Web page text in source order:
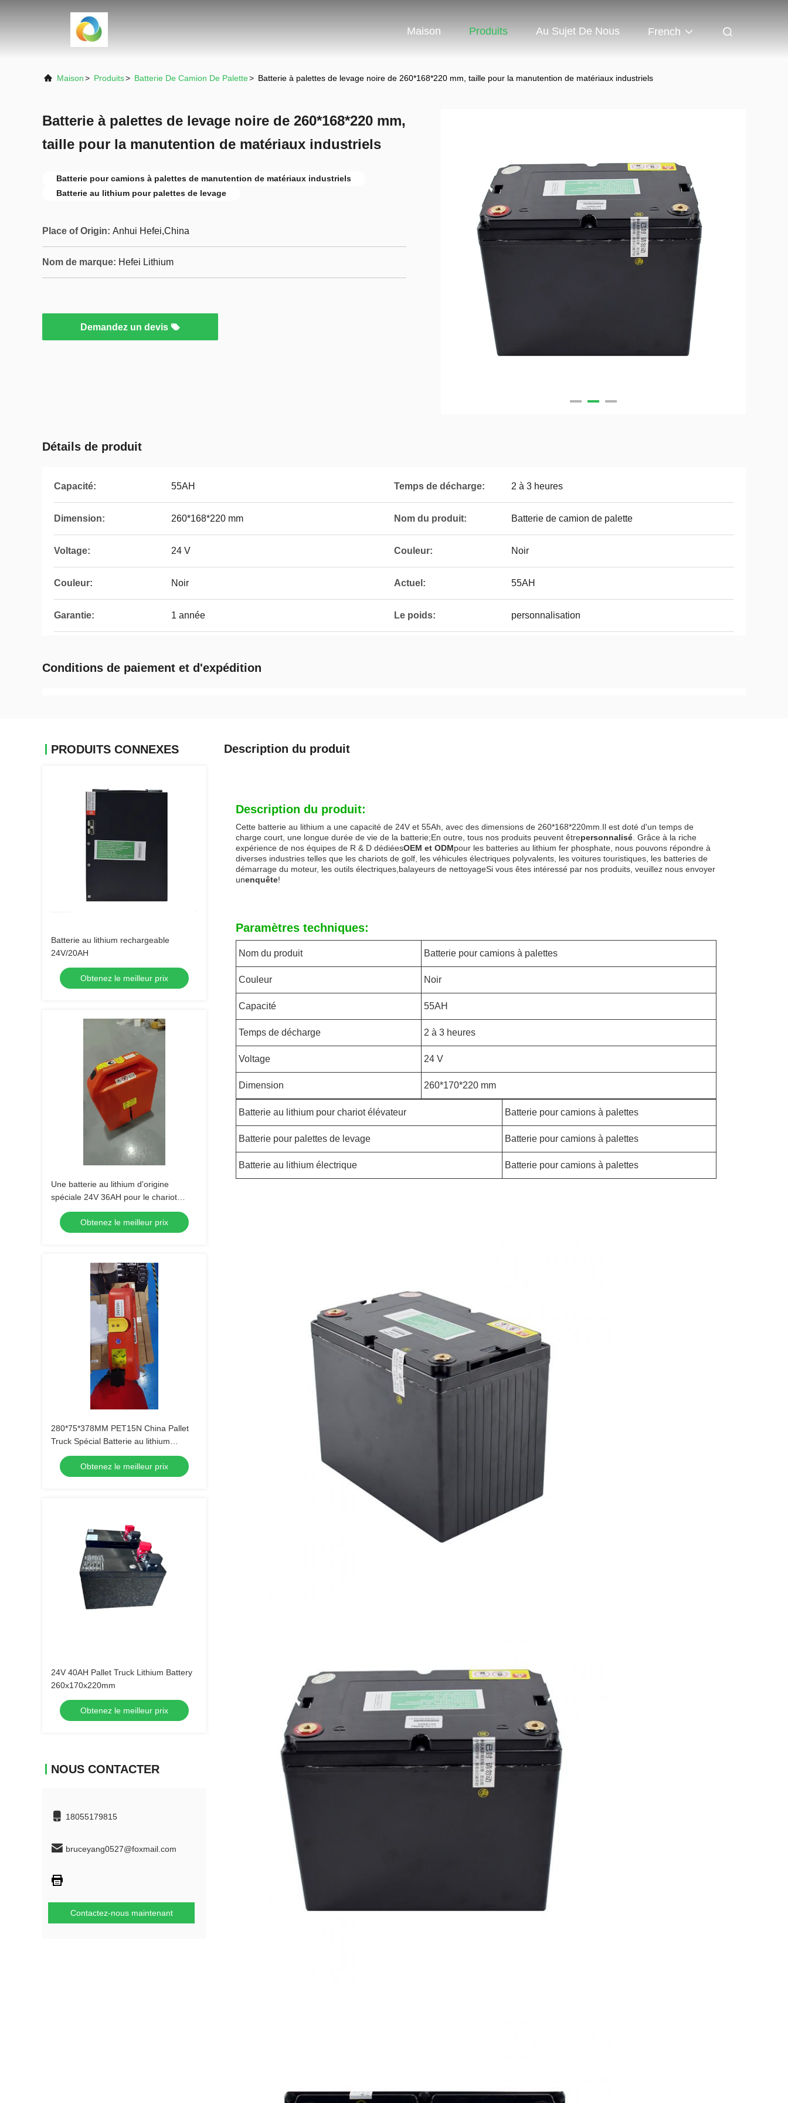
Maison Produits Au Sujet De Nous French
Maison> Produits> Batterie De Camion De Palette> Batterie à palettes de levage noire de 260*168*220 mm, taille pour la manutention de matériaux industriels
Batterie à palettes de levage noire de 260*168*220 mm,
taille pour la manutention de matériaux industriels
Batterie pour camions à palettes de manutention de matériaux industriels
Batterie au lithium pour palettes de levage
Place of Origin: Anhui Hefei,China
Nom de marque: Hefei Lithium
Demandez un devis
Détails de produit
Capacité: 55AH Temps de décharge: 2 à 3 heures
Dimension: 260*168*220 mm Nom du produit: Batterie de camion de palette
Voltage: 24 V Couleur: Noir
Couleur: Noir Actuel: 55AH
Garantie: 1 année Le poids: personnalisation
Conditions de paiement et d'expédition
PRODUITS CONNEXES
Batterie au lithium rechargeable
24V/20AH
Obtenez le meilleur prix
Une batterie au lithium d'origine
spéciale 24V 36AH pour le chariot
élévateur à palettes PET15N
Obtenez le meilleur prix
280*75*378MM PET15N China Pallet
Truck Spécial Batterie au lithium
originale 24V 36AH
Obtenez le meilleur prix
24V 40AH Pallet Truck Lithium Battery
260x170x220mm
Obtenez le meilleur prix
NOUS CONTACTER
18055179815
bruceyang0527@foxmail.com
Contactez-nous maintenant
Description du produit
Description du produit:
Cette batterie au lithium a une capacité de 24V et 55Ah, avec des dimensions de 260*168*220mm.Il est doté d'un temps de
charge court, une longue durée de vie de la batterie;En outre, tous nos produits peuvent êtrepersonnalisé . Grâce à la riche
expérience de nos équipes de R & D dédiéesOEM et ODMpour les batteries au lithium fer phosphate, nous pouvons répondre à
diverses industries telles que les chariots de golf, les véhicules électriques polyvalents, les voitures touristiques, les batteries de
démarrage du moteur, les outils électriques,balayeurs de nettoyageSi vous êtes intéressé par nos produits, veuillez nous envoyer
unenquête!
Paramètres techniques:
Nom du produit Batterie pour camions à palettes
Couleur Noir
Capacité 55AH
Temps de décharge 2 à 3 heures
Voltage 24 V
Dimension 260*170*220 mm
Batterie au lithium pour chariot élévateur Batterie pour camions à palettes
Batterie pour palettes de levage Batterie pour camions à palettes
Batterie au lithium électrique Batterie pour camions à palettes